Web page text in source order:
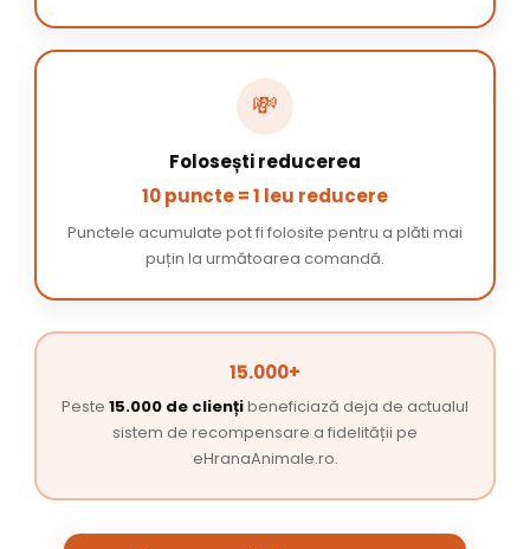
💸
Folosești reducerea
10 puncte = 1 leu reducere
Punctele acumulate pot fi folosite pentru a plăti mai
puțin la următoarea comandă.
15.000+
Peste 15.000 de cliențibeneficiază deja de actualul
sistem de recompensare a fidelității pe
eHranaAnimale.ro.